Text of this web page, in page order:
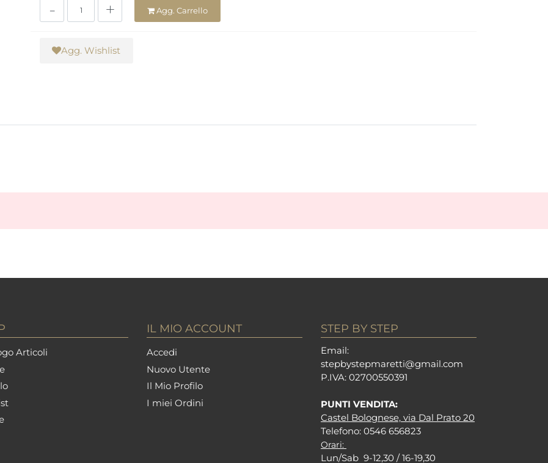
Agg. Carrello
Agg. Wishlist
Articoli
IL MIO ACCOUNT
Accedi
Nuovo Utente
Il Mio Profilo
I miei Ordini
STEP BY STEP
Email:
stepbystepmaretti@gmail.com
P.IVA: 02700550391
PUNTI VENDITA:
Castel Bolognese, via Dal Prato 20
Telefono: 0546 656823
Orari:
Lun/Sab 9-12,30 / 16-19,30